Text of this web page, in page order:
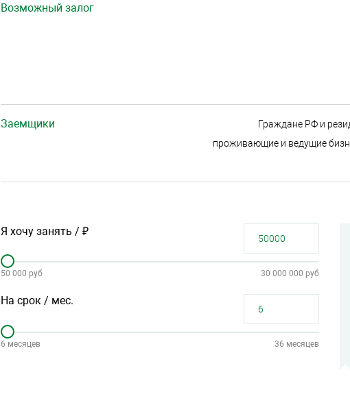
Возможный залог
Заемщики
Граждане РФ и
проживающие и ведущие
Я хочу занять / ₽
50 000 руб 30 000 000 руб
На срок / мес.
6 месяцев 36 месяцев